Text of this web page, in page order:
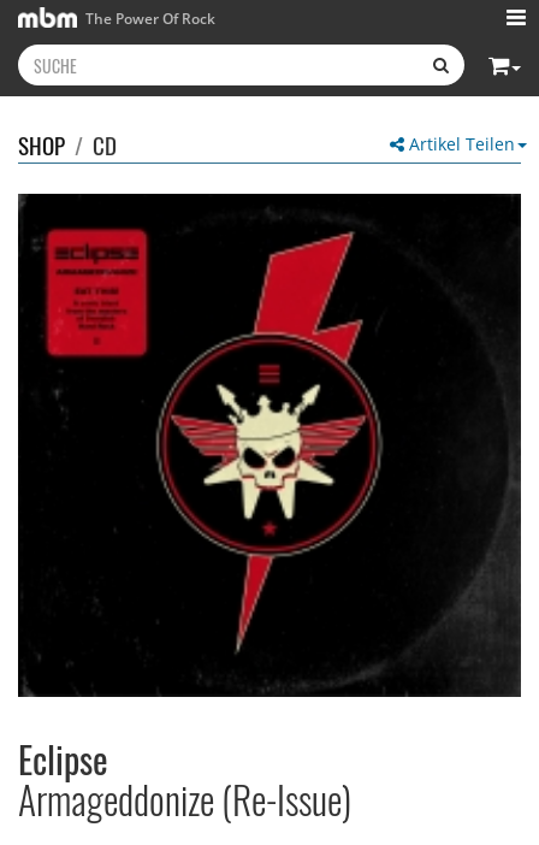
The Power Of Rock
Artikel Teilen
SHOP / CD
Eclipse
Armageddonize (Re-Issue)